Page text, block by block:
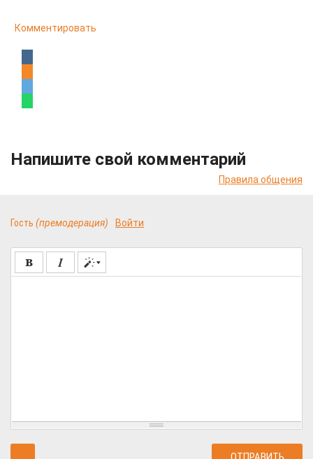
Комментировать
Напишите свой комментарий
Правила общения
Гость (премодерация) Войти